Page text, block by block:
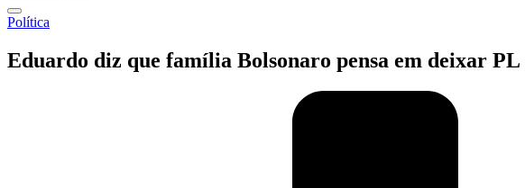
Política
Eduardo diz que família Bolsonaro pensa em deixar